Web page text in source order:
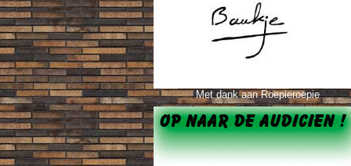
Met dank aan Roepieroepie